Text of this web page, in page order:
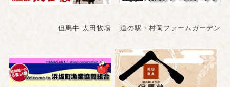
但馬牛 太田牧場 道の駅・村岡ファームガーデン